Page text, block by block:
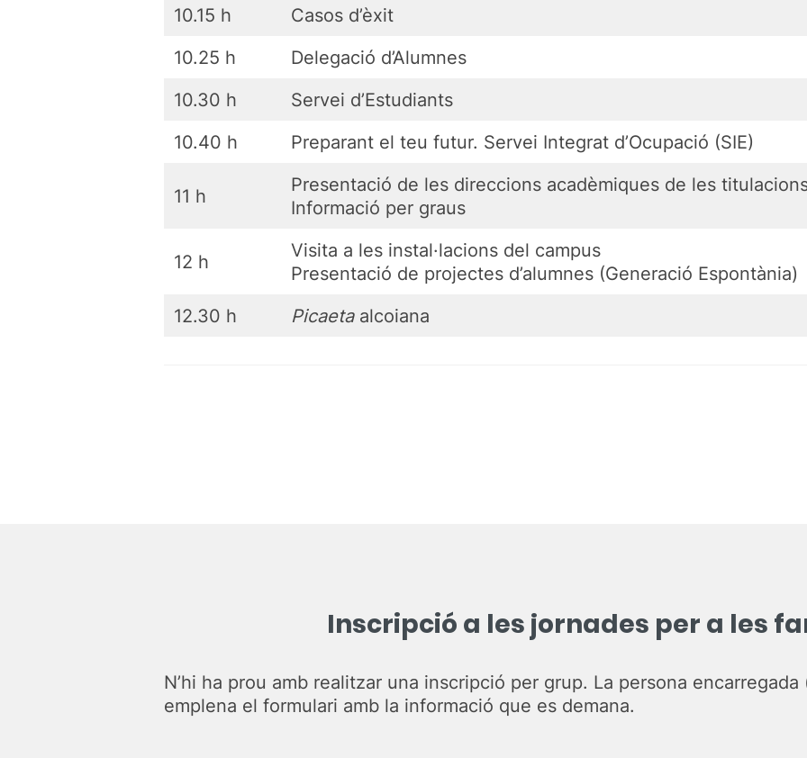
10.15 h
Casos d’èxit
10.25 h
Delegació d’Alumnes
10.30 h
Servei d’Estudiants
10.40 h
Preparant el teu futur. Servei Integrat d’Ocupació (SIE)
11 h
Presentació de les direccions acadèmiques de les
Informació per graus
12 h
Visita a les instal·lacions del campus
Presentació de projectes d’alumnes (Generació Espontània)
12.30 h
Picaeta alcoiana
Inscripció a les jornades per a les
N’hi ha prou amb realitzar una inscripció per grup. La persona
emplena el formulari amb la informació que es demana.